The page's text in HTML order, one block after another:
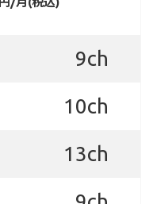
9ch
10ch
13ch